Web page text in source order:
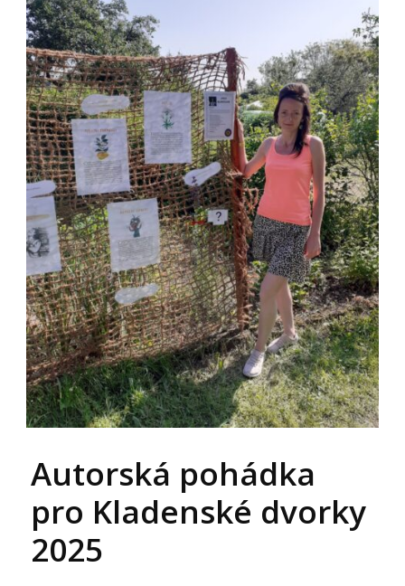
Autorská pohádka
pro Kladenské dvorky
2025